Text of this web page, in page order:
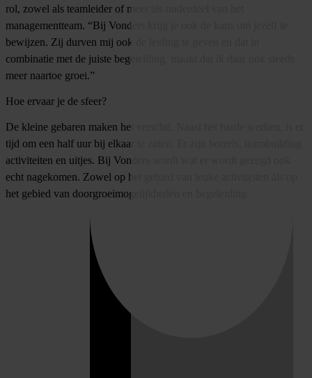
rol, zowel als teamleider of meer als onderdeel van het
managementteam. “Bij Vonders krijg je ook de kans om jezelf te
bewijzen. Zij durven mij ook de leiding te geven en dat in
combinatie met de juiste begeleiding, maakt dat ik daar ook steeds
meer naartoe groei.”
Hoe ervaar je de sfeer?
De kleine gebaren maken het verschil. Naast het harde werken, is er
tijd om een half uur bij elkaar te zitten. Er zijn borrels, teambuilding
activiteiten en uitjes. Bij Vonders wordt wat er wordt gezegd ook
echt nagekomen. Zowel op het gebied van leuke activiteiten als op
het gebied van doorgroeimogelijkheden en begeleiding.